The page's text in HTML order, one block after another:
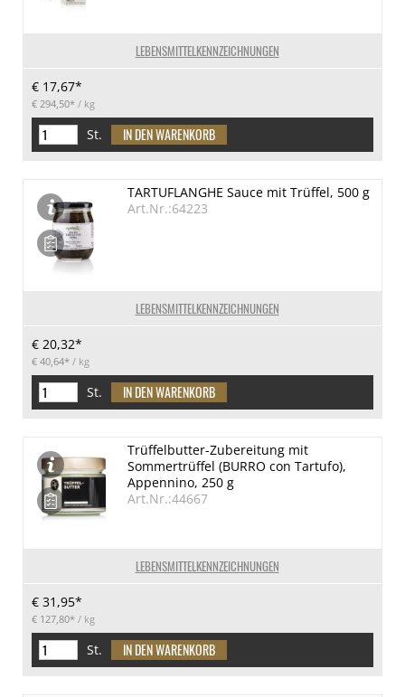
LEBENSMITTELKENNZEICHNUNGEN
€ 17,67*
€ 294,50* / kg
St.
LEBENSMITTELKENNZEICHNUNGEN
TARTUFLANGHE Sauce mit Trüffel, 500 g
Art.Nr.:64223
€ 20,32*
€ 40,64* / kg
St.
LEBENSMITTELKENNZEICHNUNGEN
Trüffelbutter-Zubereitung mit
Sommertrüffel (BURRO con Tartufo),
Appennino, 250 g
Art.Nr.:44667
€ 31,95*
€ 127,80* / kg
St.